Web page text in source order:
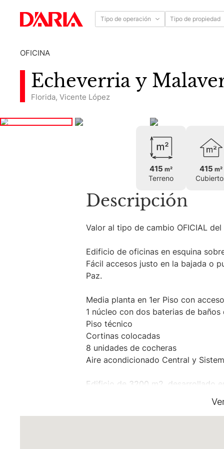
Tipo de operación Tipo de propiedad
OFICINA
Echeverria y
Florida, Vicente López
415 m²
Terreno
415 m²
Descripción
Valor al tipo de cambio OFICIAL
Edificio de oficinas en esquina
Fácil accesos justo en la bajada o
Paz.
Media planta en 1er Piso con
1 núcleo con dos baterias de
Piso técnico
Cortinas colocadas
8 unidades de cocheras
Aire acondicionado Central y
Edificio de 3200 m2, desarrollado
Dos ascensores amplios y